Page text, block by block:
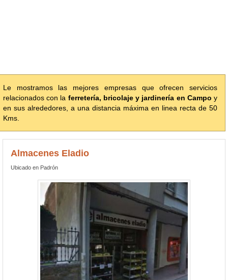
Le mostramos las mejores empresas que ofrecen servicios
relacionados con la ferretería, bricolaje y jardinería en Campo y
en sus alrededores, a una distancia máxima en linea recta de 50
Kms.
Almacenes Eladio
Ubicado en Padrón